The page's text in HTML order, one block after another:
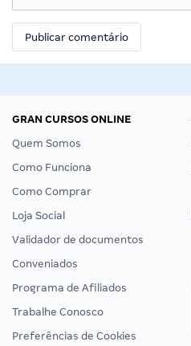
GRAN CURSOS ONLINE
Quem Somos
Como Funciona
Como Comprar
Loja Social
Validador de documentos
Conveniados
Programa de Afiliados
Trabalhe Conosco
Preferências de Cookies